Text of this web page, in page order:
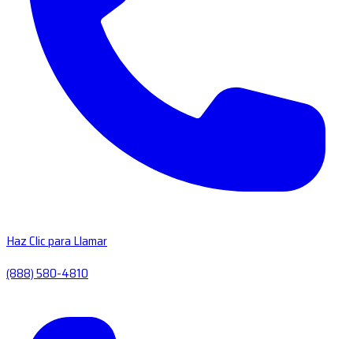
Haz Clic para Llamar
(888) 580-4810